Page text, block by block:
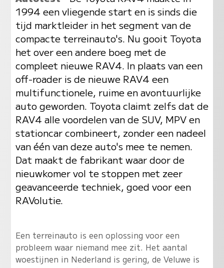
1994 een vliegende start en is sinds die
tijd marktleider in het segment van de
compacte terreinauto's. Nu gooit Toyota
het over een andere boeg met de
compleet nieuwe RAV4. In plaats van een
off-roader is de nieuwe RAV4 een
multifunctionele, ruime en avontuurlijke
auto geworden. Toyota claimt zelfs dat de
RAV4 alle voordelen van de SUV, MPV en
stationcar combineert, zonder een nadeel
van één van deze auto's mee te nemen.
Dat maakt de fabrikant waar door de
nieuwkomer vol te stoppen met zeer
geavanceerde techniek, goed voor een
RAVolutie.
Een terreinauto is een oplossing voor een
probleem waar niemand mee zit. Het aantal
woestijnen in Nederland is gering, de Veluwe is